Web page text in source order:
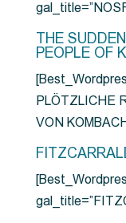
THE
PEOPLE OF
PLÖTZLICHE
VON